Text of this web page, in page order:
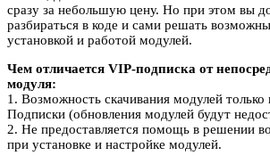
сразу за небольшую цену. Но при этом вы
разбираться в коде и сами решать
установкой и работой модулей.
Чем отличается VIP-подписка от
модуля:
1. Возможность скачивания модулей только
Подписки (обновления модулей будут
2. Не предоставляется помощь в решении
при установке и настройке модулей.